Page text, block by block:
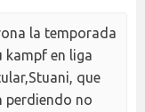
la temporada
kampf en liga
que
perdiendo no